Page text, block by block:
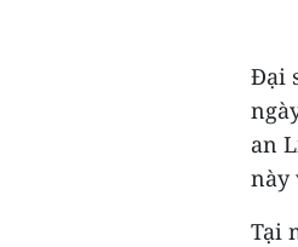
Đại
an
này
Tại